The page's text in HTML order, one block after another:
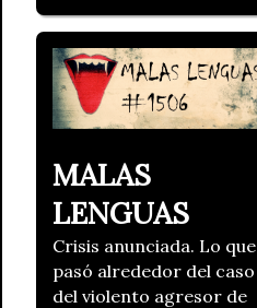
MALAS
LENGUAS
Crisis anunciada. Lo que
pasó alrededor del caso
del violento agresor de